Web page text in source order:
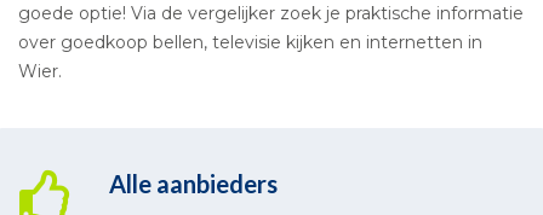
goede optie! Via de vergelijker zoek je praktische informatie
over goedkoop bellen, televisie kijken en internetten in
Wier.
Alle aanbieders